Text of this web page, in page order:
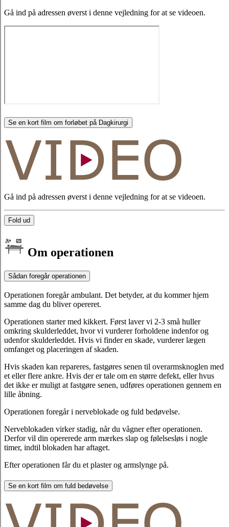
Gå ind på adressen øverst i denne vejledning for at se videoen.
Se en kort film om forløbet på Dagkirurgi
Gå ind på adressen øverst i denne vejledning for at se videoen.
Fold ud
Om operationen
Sådan foregår operationen
Operationen foregår ambulant. Det betyder, at du kommer hjem
samme dag du bliver opereret.
Operationen starter med kikkert. Først laver vi 2-3 små huller
omkring skulderleddet, hvor vi vurderer forholdene indenfor og
udenfor skulderleddet. Hvis vi finder en skade, vurderer lægen
omfanget og placeringen af skaden.
Hvis skaden kan repareres, fastgøres senen til overarmsknoglen med
et eller flere ankre. Hvis der er tale om en større defekt, eller hvus
det ikke er muligt at fastgøre senen, udføres operationen gennem en
lille åbning.
Operationen foregår i nerveblokade og fuld bedøvelse.
Nerveblokaden virker stadig, når du vågner efter operationen.
Derfor vil din opererede arm mærkes slap og følelsesløs i nogle
timer, indtil blokaden har aftaget.
Efter operationen får du et plaster og armslynge på.
Se en kort film om fuld bedøvelse